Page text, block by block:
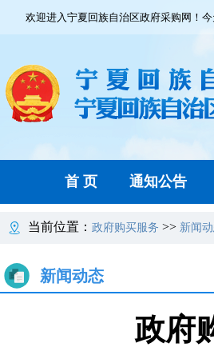
欢迎进入宁夏回族自治区政府采购网！今
首 页 通知公告
当前位置： 政府购买服务 >> 新闻
新闻动态
政府